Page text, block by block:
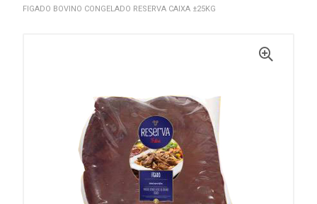
FIGADO BOVINO CONGELADO RESERVA CAIXA ±25KG